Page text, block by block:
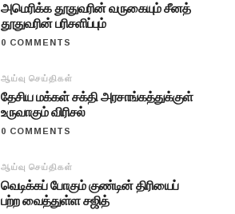
அமெரிக்க தூதுவரின் வருகையும் சீனத்
தூதுவரின் பரிசளிப்பும்
0 COMMENTS
ஆய்வு செய்திகள்
தேசிய மக்கள் சக்தி அரசாங்கத்துக்குள்
உருவாகும் விரிசல்
0 COMMENTS
ஆய்வு செய்திகள்
வெடிக்கப் போகும் குண்டின் திரியைப்
பற்ற வைத்துள்ள சஜித்